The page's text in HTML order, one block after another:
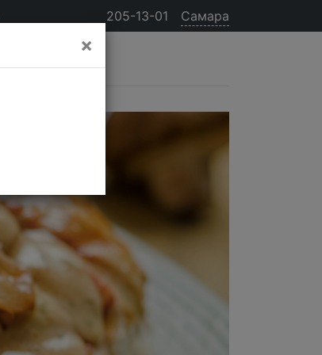
205-13-01 Самара
×